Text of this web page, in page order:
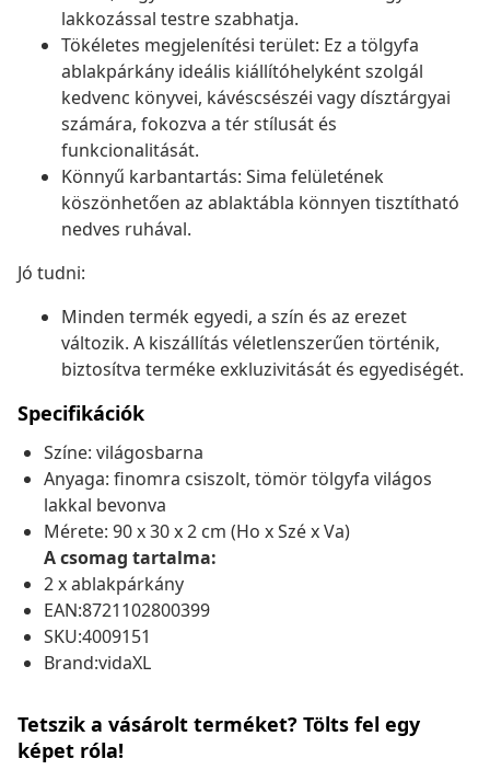
lakkozással testre szabhatja.
Tökéletes megjelenítési terület: Ez a tölgyfa
ablakpárkány ideális kiállítóhelyként szolgál
kedvenc könyvei, kávéscsészéi vagy dísztárgyai
számára, fokozva a tér stílusát és
funkcionalitását.
Könnyű karbantartás: Sima felületének
köszönhetően az ablaktábla könnyen tisztítható
nedves ruhával.
Jó tudni:
Minden termék egyedi, a szín és az erezet
változik. A kiszállítás véletlenszerűen történik,
biztosítva terméke exkluzivitását és egyediségét.
Specifikációk
Színe: világosbarna
Anyaga: finomra csiszolt, tömör tölgyfa világos
lakkal bevonva
Mérete: 90 x 30 x 2 cm (Ho x Szé x Va)
A csomag tartalma:
2 x ablakpárkány
EAN:8721102800399
SKU:4009151
Brand:vidaXL
Tetszik a vásárolt terméket? Tölts fel egy
képet róla!